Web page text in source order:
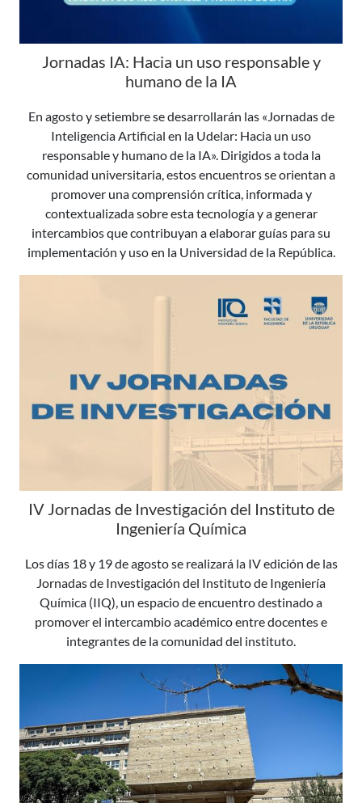
Jornadas IA: Hacia un uso responsable y
humano de la IA
En agosto y setiembre se desarrollarán las «Jornadas de
Inteligencia Artificial en la Udelar: Hacia un uso
responsable y humano de la IA». Dirigidos a toda la
comunidad universitaria, estos encuentros se orientan a
promover una comprensión crítica, informada y
contextualizada sobre esta tecnología y a generar
intercambios que contribuyan a elaborar guías para su
implementación y uso en la Universidad de la República.
IV Jornadas de Investigación del Instituto de
Ingeniería Química
Los días 18 y 19 de agosto se realizará la IV edición de las
Jornadas de Investigación del Instituto de Ingeniería
Química (IIQ), un espacio de encuentro destinado a
promover el intercambio académico entre docentes e
integrantes de la comunidad del instituto.